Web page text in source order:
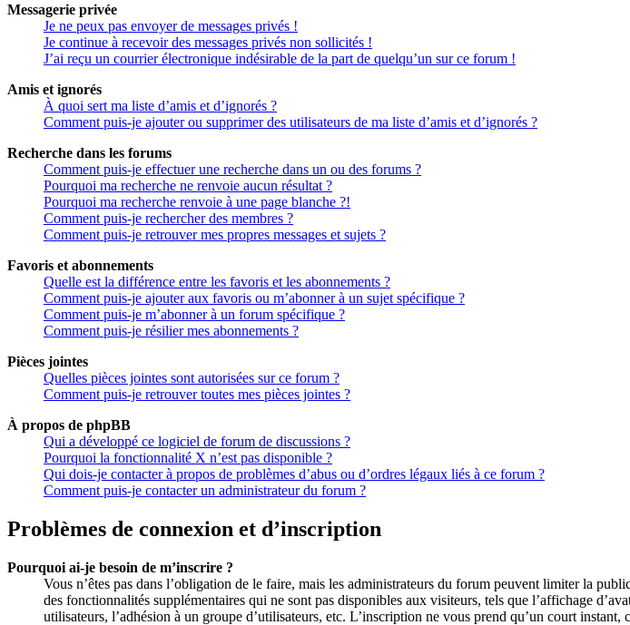
Messagerie privée
Je ne peux pas envoyer de messages privés !
Je continue à recevoir des messages privés non sollicités !
J’ai reçu un courrier électronique indésirable de la part de quelqu’un sur ce forum !
Amis et ignorés
À quoi sert ma liste d’amis et d’ignorés ?
Comment puis-je ajouter ou supprimer des utilisateurs de ma liste d’amis et d’ignorés ?
Recherche dans les forums
Comment puis-je effectuer une recherche dans un ou des forums ?
Pourquoi ma recherche ne renvoie aucun résultat ?
Pourquoi ma recherche renvoie à une page blanche ?!
Comment puis-je rechercher des membres ?
Comment puis-je retrouver mes propres messages et sujets ?
Favoris et abonnements
Quelle est la différence entre les favoris et les abonnements ?
Comment puis-je ajouter aux favoris ou m’abonner à un sujet spécifique ?
Comment puis-je m’abonner à un forum spécifique ?
Comment puis-je résilier mes abonnements ?
Pièces jointes
Quelles pièces jointes sont autorisées sur ce forum ?
Comment puis-je retrouver toutes mes pièces jointes ?
À propos de phpBB
Qui a développé ce logiciel de forum de discussions ?
Pourquoi la fonctionnalité X n’est pas disponible ?
Qui dois-je contacter à propos de problèmes d’abus ou d’ordres légaux liés à ce forum ?
Comment puis-je contacter un administrateur du forum ?
Problèmes de connexion et d’inscription
Pourquoi ai-je besoin de m’inscrire ?
Vous n’êtes pas dans l’obligation de le faire, mais les administrateurs du forum peuvent limiter la
des fonctionnalités supplémentaires qui ne sont pas disponibles aux visiteurs, tels que l’affichage
utilisateurs, l’adhésion à un groupe d’utilisateurs, etc. L’inscription ne vous prend qu’un court